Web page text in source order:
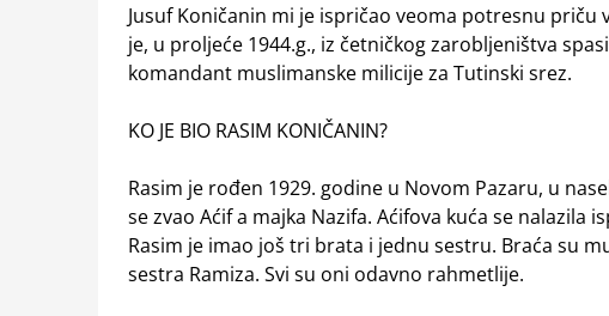
Jusuf Koničanin mi je ispričao veoma potresnu priču
je, u proljeće 1944.g., iz četničkog zarobljeništva
komandant muslimanske milicije za Tutinski srez.
KO JE BIO RASIM KONIČANIN?
Rasim je rođen 1929. godine u Novom Pazaru, u
se zvao Aćif a majka Nazifa. Aćifova kuća se nalazila
Rasim je imao još tri brata i jednu sestru. Braća su
sestra Ramiza. Svi su oni odavno rahmetlije.